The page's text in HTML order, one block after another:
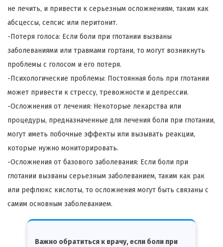
не лечить, и привести к серьезным осложнениям, таким как
абсцессы, сепсис или перитонит.
-Потеря голоса: Если боли при глотании вызваны
заболеваниями или травмами гортани, то могут возникнуть
проблемы с голосом и его потеря.
-Психологические проблемы: Постоянная боль при глотании
может привести к стрессу, тревожности и депрессии.
-Осложнения от лечения: Некоторые лекарства или
процедуры, предназначенные для лечения боли при глотании,
могут иметь побочные эффекты или вызывать реакции,
которые нужно мониторировать.
-Осложнения от базового заболевания: Если боли при
глотании вызваны серьезным заболеванием, таким как рак
или рефлюкс кислоты, то осложнения могут быть связаны с
самим основным заболеванием.
Важно обратиться к врачу, если боли при